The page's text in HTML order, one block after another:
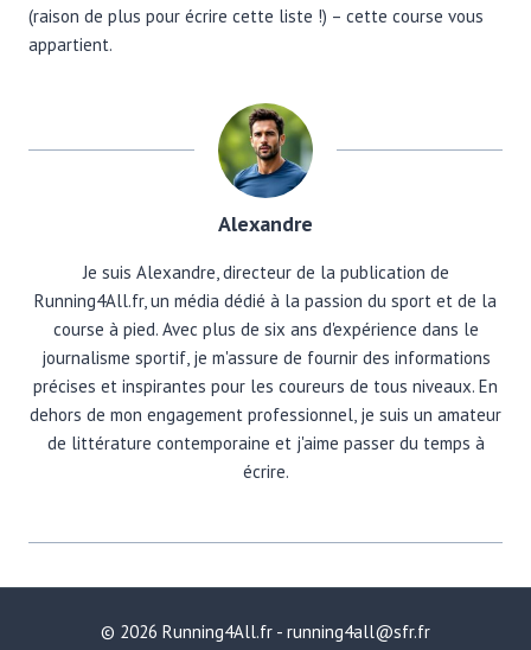
(raison de plus pour écrire cette liste !) – cette course vous
appartient.
Alexandre
Je suis Alexandre, directeur de la publication de
Running4All.fr, un média dédié à la passion du sport et de la
course à pied. Avec plus de six ans d'expérience dans le
journalisme sportif, je m'assure de fournir des informations
précises et inspirantes pour les coureurs de tous niveaux. En
dehors de mon engagement professionnel, je suis un amateur
de littérature contemporaine et j'aime passer du temps à
écrire.
© 2026 Running4All.fr - running4all@sfr.fr